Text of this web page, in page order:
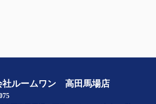
社ルームワン 高田馬場店